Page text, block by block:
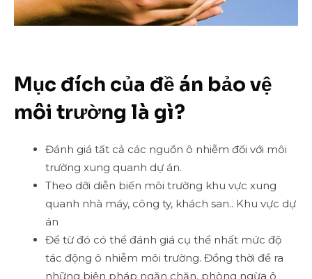
Mục đích của đề án bảo vệ
môi trường là gì?
Đánh giá tất cả các nguồn ô nhiễm đối với môi
trường xung quanh dự án.
Theo dỡi diễn biến môi trường khu vực xung
quanh nhà máy, công ty, khách san.. Khu vực dự
án
Để từ đó có thể đánh giá cụ thể nhất mức độ
tác động ô nhiễm môi trường. Đồng thời đề ra
những biện pháp ngăn chặn, phòng ngừa ô